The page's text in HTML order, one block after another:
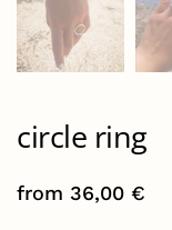
circle ring
from 36,00 €